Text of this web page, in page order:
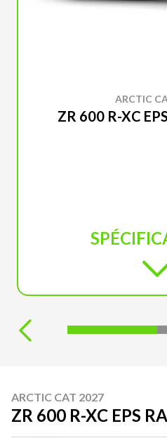
ARCTIC
ZR 600 R-XC
ARCTIC CAT 2027
ZR 600 R-XC EPS